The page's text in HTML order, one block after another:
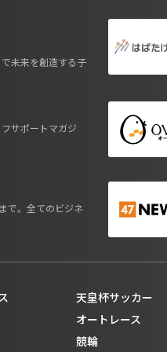
で未来を創造する子
サポートマガジ
で。全てのビジネ
天皇杯サッカー
オートレース
競輪